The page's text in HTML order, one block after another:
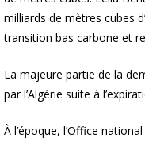
milliards de mètres cubes
transition bas carbone et
La majeure partie de la
par l’Algérie suite à
À l’époque, l’Office